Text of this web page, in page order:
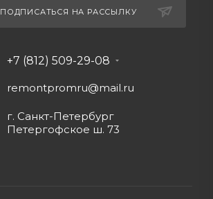
ПОДПИСАТЬСЯ НА РАССЫЛКУ
+7 (812) 509-29-08
remontpromru@mail.ru
г. Санкт-Петербург
Петергофское ш. 73